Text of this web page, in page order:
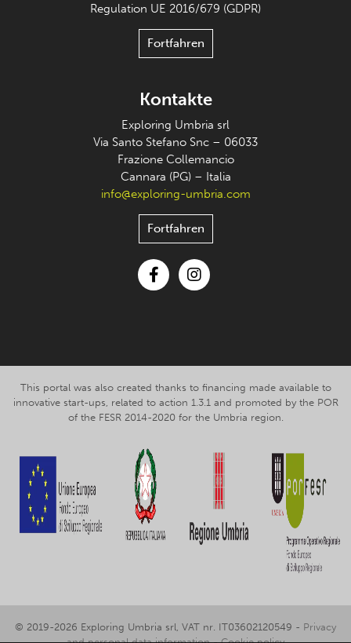
Regulation UE 2016/679 (GDPR)
Fortfahren
Kontakte
Exploring Umbria srl
Via Santo Stefano Snc – 06033
Frazione Collemancio
Cannara (PG) – Italia
info@exploring-umbria.com
Fortfahren
This portal was also created thanks to financing made available to
innovative start-ups, related to action 1.3.1 and promoted by the POR
of the FESR 2014-2020 for the Umbria region.
© 2019-2026 Exploring Umbria srl, VAT nr. IT03602120549 - Privacy